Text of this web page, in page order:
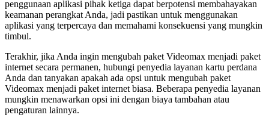
penggunaan aplikasi pihak ketiga dapat berpotensi membahayakan
keamanan perangkat Anda, jadi pastikan untuk menggunakan
aplikasi yang terpercaya dan memahami konsekuensi yang mungkin
timbul.
Terakhir, jika Anda ingin mengubah paket Videomax menjadi paket
internet secara permanen, hubungi penyedia layanan kartu perdana
Anda dan tanyakan apakah ada opsi untuk mengubah paket
Videomax menjadi paket internet biasa. Beberapa penyedia layanan
mungkin menawarkan opsi ini dengan biaya tambahan atau
pengaturan lainnya.